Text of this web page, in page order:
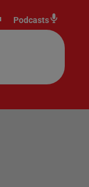
Podcasts